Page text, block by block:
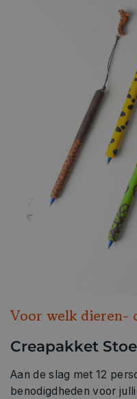
Voor welk dieren-
Creapakket
Aan de slag met 12
benodigdheden voor